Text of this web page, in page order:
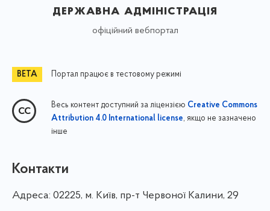
державна адміністрація
офіційний вебпортал
Портал працює в тестовому режимі
Весь контент доступний за ліцензією Creative Commons
Attribution 4.0 International license, якщо не зазначено
інше
Контакти
Адреса: 02225, м. Київ, пр-т Червоної Калини, 29